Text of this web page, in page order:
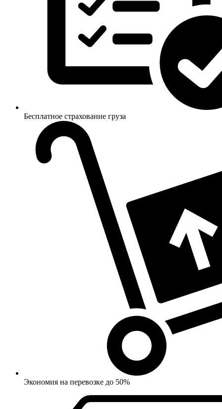
Бесплатное страхование груза
Экономия на перевозке до 50%